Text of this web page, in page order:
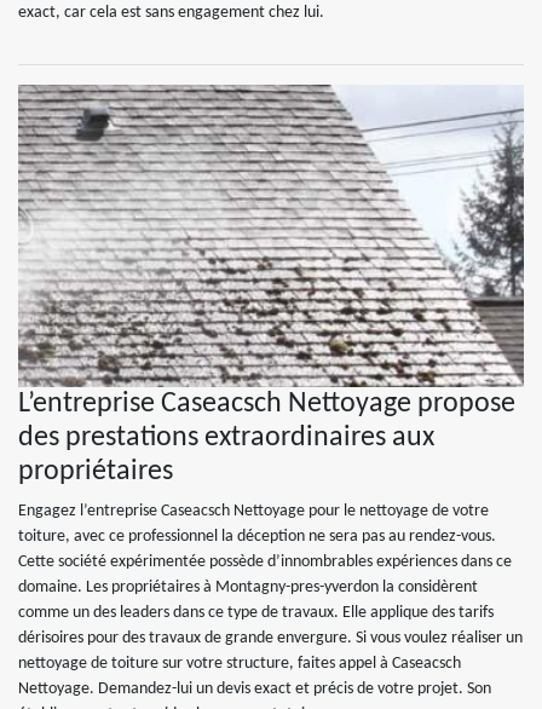
exact, car cela est sans engagement chez lui.
L’entreprise Caseacsch Nettoyage propose
des prestations extraordinaires aux
propriétaires
Engagez l’entreprise Caseacsch Nettoyage pour le nettoyage de votre
toiture, avec ce professionnel la déception ne sera pas au rendez-vous.
Cette société expérimentée possède d’innombrables expériences dans ce
domaine. Les propriétaires à Montagny-pres-yverdon la considèrent
comme un des leaders dans ce type de travaux. Elle applique des tarifs
dérisoires pour des travaux de grande envergure. Si vous voulez réaliser un
nettoyage de toiture sur votre structure, faites appel à Caseacsch
Nettoyage. Demandez-lui un devis exact et précis de votre projet. Son